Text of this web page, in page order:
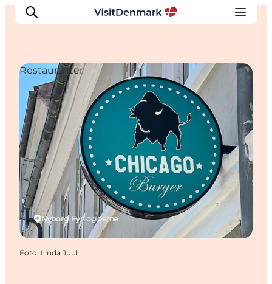
Inspiration
Destinationer
Oplevelser
Overnatning
Planlæg ferien
Nyborg, Fyn og øerne
Restauranter
Foto: Linda Juul